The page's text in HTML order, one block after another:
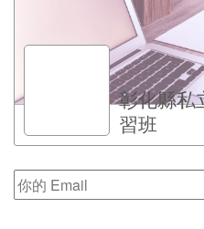
彰化縣私
習班